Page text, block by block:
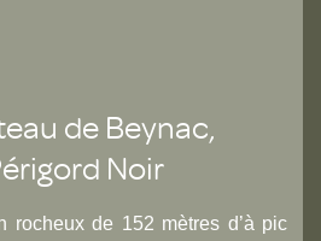
de Beynac,
Noir
rocheux de 152 mètres d’à pic